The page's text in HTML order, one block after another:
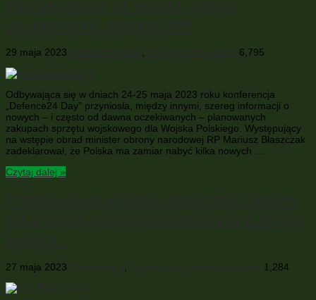
29 maja 2023 6,795
Odbywająca się w dniach 24-25 maja 2023 roku konferencja
„Defence24 Day” przyniosła, między innymi, szereg informacji o
nowych – i często od dawna oczekiwanych – planowanych
zakupach sprzętu wojskowego dla Wojska Polskiego. Występujący
na wstępie obrad minister obrony narodowej RP Mariusz Błaszczak
zadeklarował, że Polska ma zamiar nabyć kilka nowych …
Czytaj dalej »
27 maja 2023 1,284